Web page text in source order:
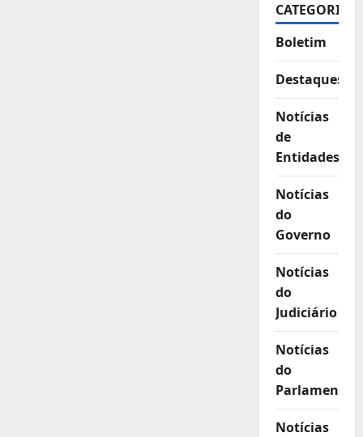
CATEGORIAS
Boletim
Destaques
Notícias
de
Entidades
Notícias
do
Governo
Notícias
do
Judiciário
Notícias
do
Parlamento
Notícias